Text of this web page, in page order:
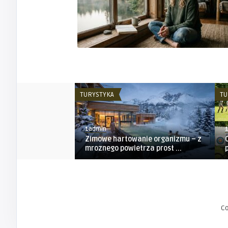
TURYSTYKA
1admin
Zimowe hartowanie organizmu – z
mroznego powietrza prost ...